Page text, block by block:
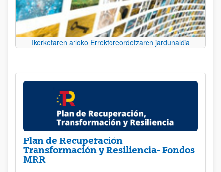
Ikerketaren arloko Errektoreordetzaren jardunaldia
Plan de Recuperación
Transformación y Resiliencia- Fondos
MRR